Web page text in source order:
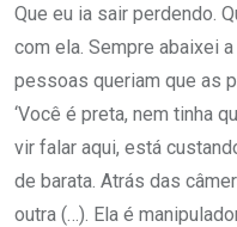
Que eu ia sair perdendo.
com ela. Sempre abaixei
pessoas queriam que as
‘Você é preta, nem tinha
vir falar aqui, está
de barata. Atrás das
outra (…). Ela é